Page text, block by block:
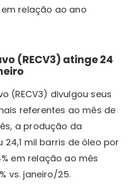
relação ao ano
(RECV3) atinge 24
(RECV3) divulgou seus
referentes ao mês de
a produção da
mil barris de óleo por
em relação ao mês
vs. janeiro/25.